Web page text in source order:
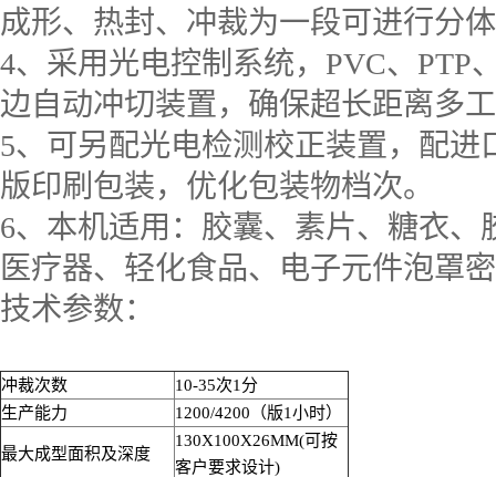
成形、热封、冲裁为一段可进行分
4、采用光电控制系统，PVC、PTP
边自动冲切装置，确保超长距离多
5、可另配光电检测校正装置，配进
版印刷包装，优化包装物档次。
6、本机适用：胶囊、素片、糖衣、
医疗器、轻化食品、电子元件泡罩
技术参数：
冲裁次数
10-35次1分
生产能力
1200/4200（版1小时）
最大成型面积及深度
130X100X26MM(可按
客户要求设计)